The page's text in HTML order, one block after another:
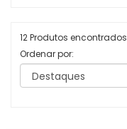
12 Produtos encontrados
Ordenar por: